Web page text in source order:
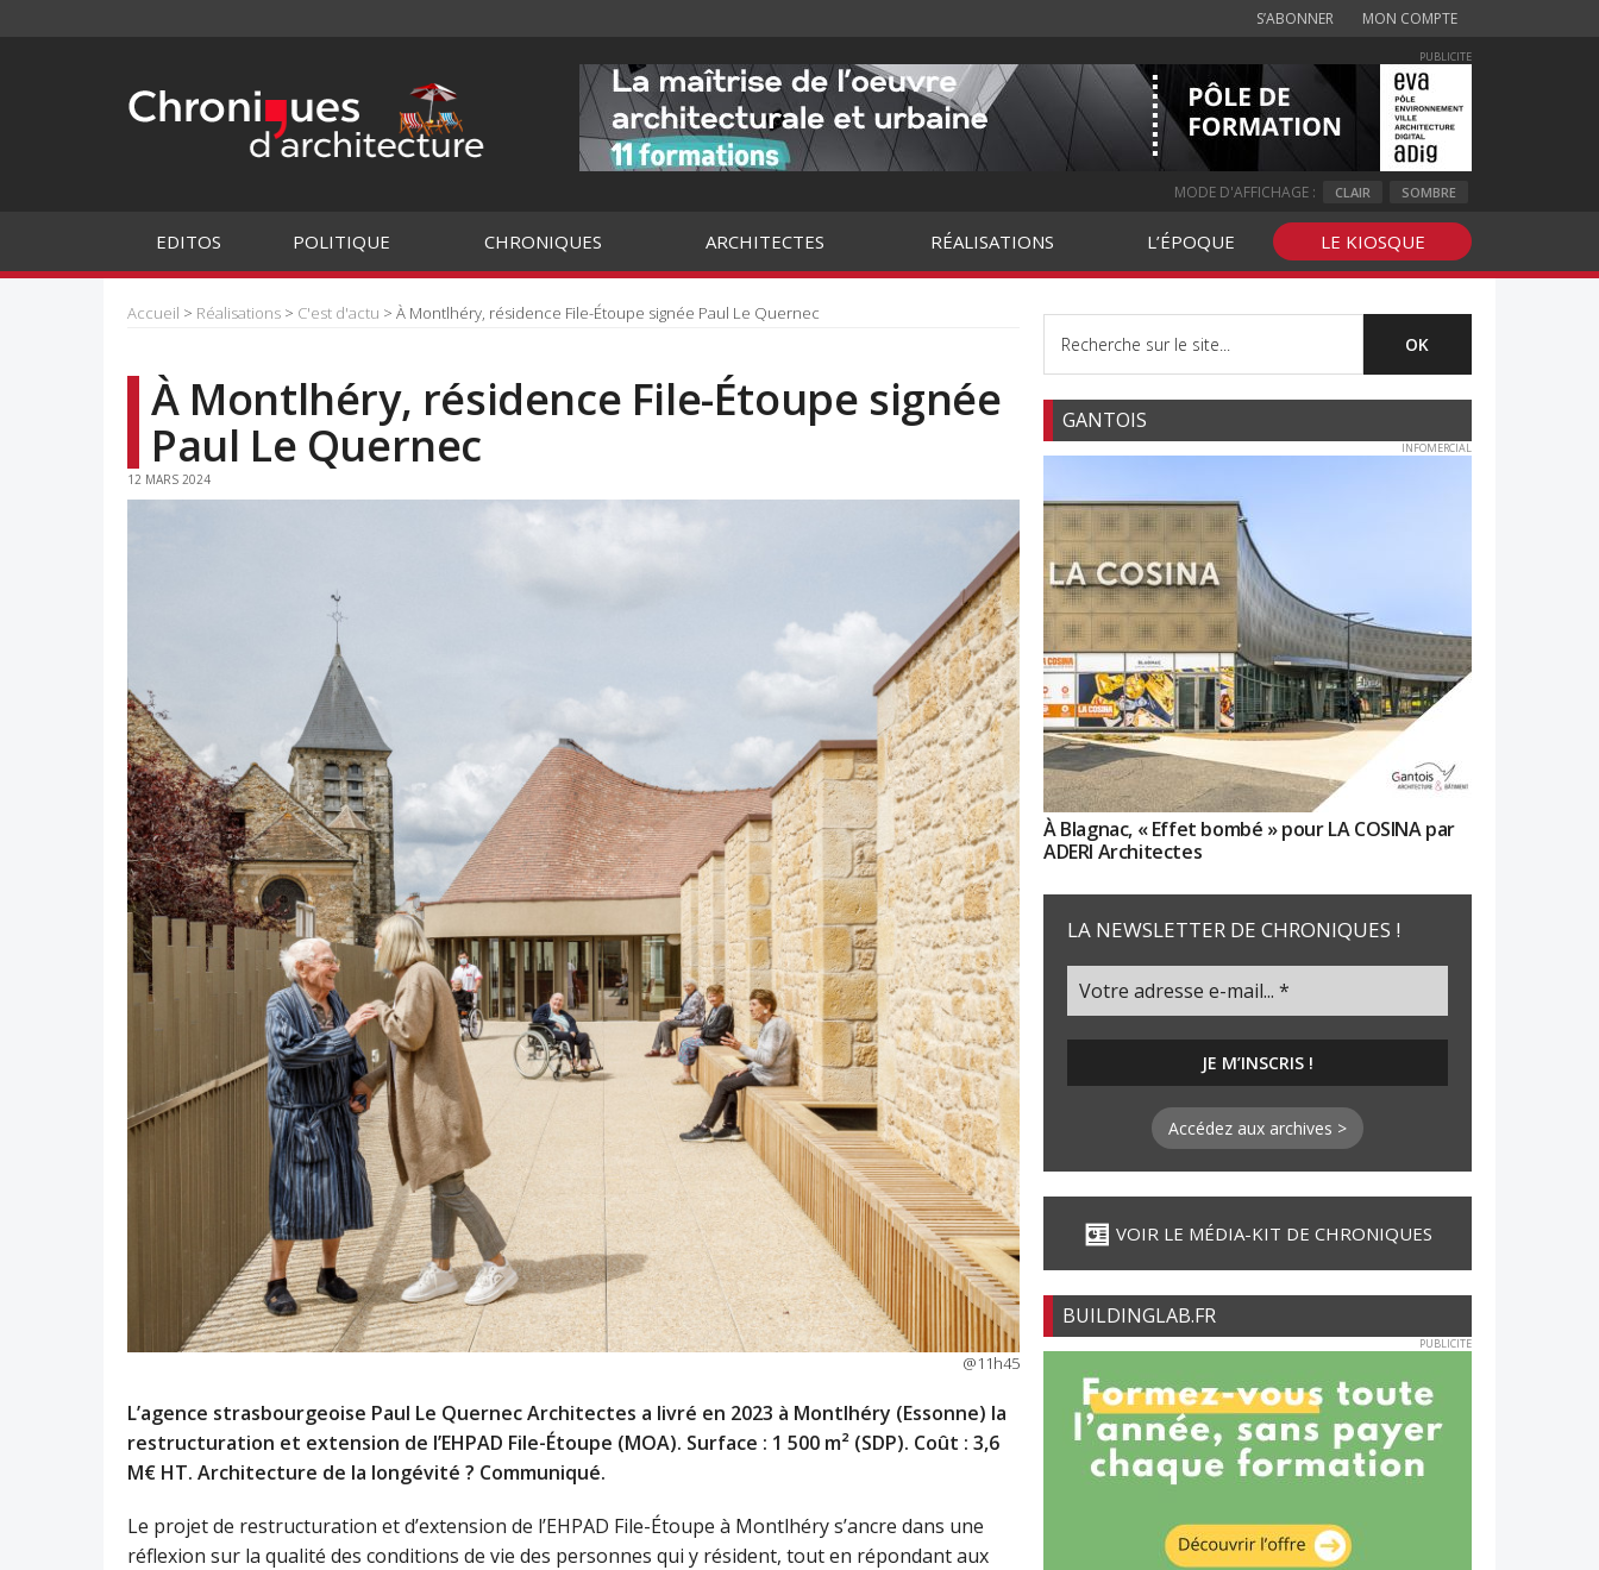
S’ABONNER MON COMPTE
PUBLICITE
MODE D'AFFICHAGE : CLAIR SOMBRE
EDITOS POLITIQUE CHRONIQUES ARCHITECTES RÉALISATIONS L’ÉPOQUE LE KIOSQUE
Accueil > Réalisations > C'est d'actu > À Montlhéry, résidence File-Étoupe signée Paul Le Quernec
À Montlhéry, résidence File-Étoupe signée
Paul Le Quernec
12 MARS 2024
@11h45
L’agence strasbourgeoise Paul Le Quernec Architectes a livré en 2023 à Montlhéry (Essonne) la
restructuration et extension de l’EHPAD File-Étoupe (MOA). Surface : 1 500 m² (SDP). Coût : 3,6
M€ HT. Architecture de la longévité ? Communiqué.
Le projet de restructuration et d’extension de l’EHPAD File-Étoupe à Montlhéry s’ancre dans une
réflexion sur la qualité des conditions de vie des personnes qui y résident, tout en répondant aux
GANTOIS
INFOMERCIAL
À Blagnac, « Effet bombé » pour LA COSINA par
ADERI Architectes
LA NEWSLETTER DE CHRONIQUES !
Accédez aux archives >
VOIR LE MÉDIA-KIT DE CHRONIQUES
BUILDINGLAB.FR
PUBLICITE